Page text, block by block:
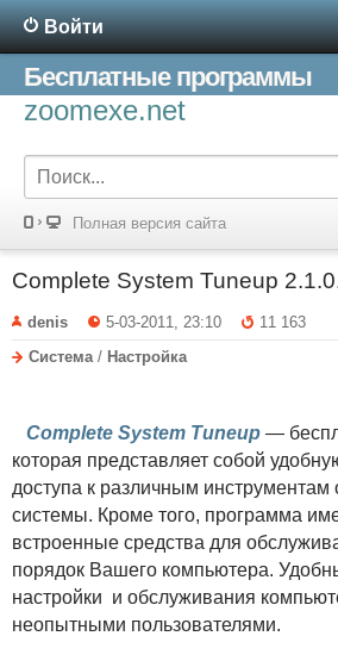
Войти
Бесплатные программы
zoomexe.net
Полная версия сайта
Complete System Tuneup
denis 5-03-2011, 23:10
11 163
Система / Настройка
Complete System Tuneup —
которая представляет собой
доступа к различным инструментам
системы. Кроме того, программа
встроенные средства для
порядок Вашего компьютера.
настройки и обслуживания
неопытными пользователями.